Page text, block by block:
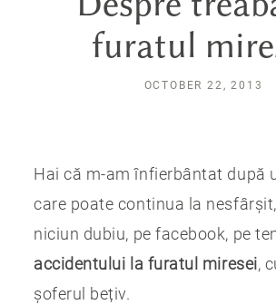
furatul
OCTOBER 22, 2013
Hai că m-am înfierbântat după
care poate continua la
niciun dubiu, pe facebook, pe
accidentului la furatul miresei,
șoferul bețiv.